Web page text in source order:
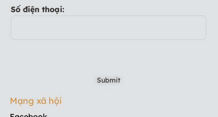
Số điện thoại:
Mạng xã hội